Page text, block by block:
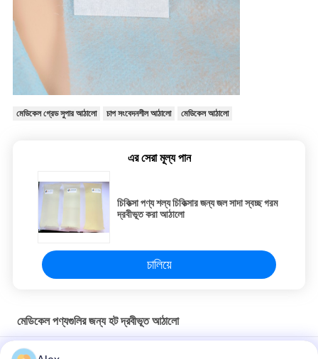
মেডিকেল গ্রেড সুপার আঠালো চাপ সংবেদনশীল আঠালো মেডিকেল আঠালো
এর সেরা মূল্য পান
চিকিত্সা পণ্য শল্য চিকিত্সার জন্য জল সাদা স্বচ্ছ গরম
দ্রবীভূত করা আঠালো
চালিয়ে
মেডিকেল পণ্যগুলির জন্য হট দ্রবীভূত আঠালো
মেডিকেল টেপ প্লাস্টার ক্ষত ড্রেসিংয়ের জন্য উচ্চ খোসার শক্তি জিংক অক্সাইড গরম